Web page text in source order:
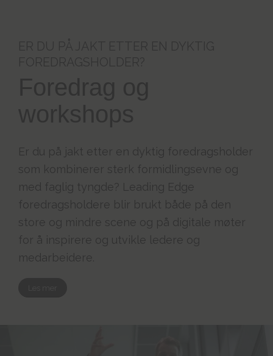
Er du på jakt etter en dyktig foredragsholder
som kombinerer sterk formidlingsevne og
med faglig tyngde? Leading Edge
foredragsholdere blir brukt både på den
store og mindre scene og på digitale møter
for å inspirere og utvikle ledere og
medarbeidere.